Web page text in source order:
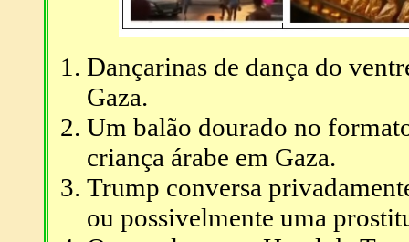
Dançarinas de dança do
Gaza.
Um balão dourado no
criança árabe em Gaza.
Trump conversa
ou possivelmente uma